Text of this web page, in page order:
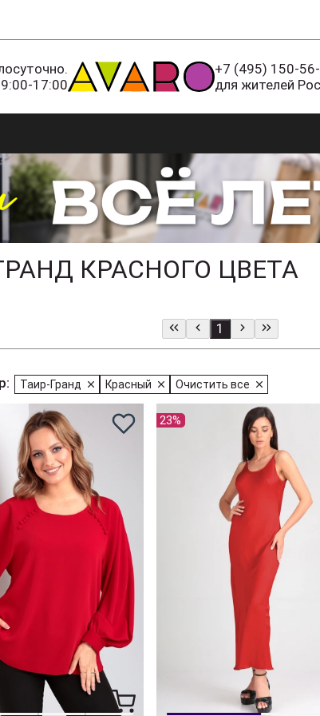
17:00
+7 (495) 150-
для жителей
КРАСНОГО ЦВЕТА
1
Таир-Гранд Красный Очистить все
23%